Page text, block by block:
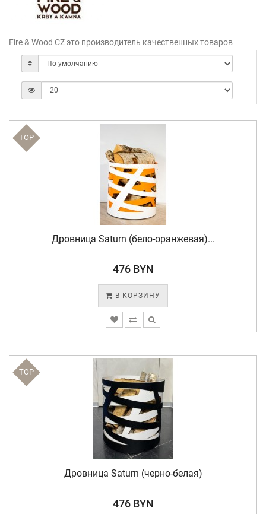
Fire & Wood CZ это производитель качественных товаров
TOP
Дровница Saturn (бело-оранжевая)...
476 BYN
В КОРЗИНУ
TOP
Дровница Saturn (черно-белая)
476 BYN